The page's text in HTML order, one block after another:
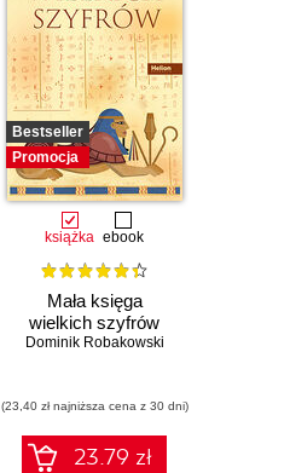
Bestseller
Promocja
książka ebook
Mała księga
wielkich szyfrów
Dominik Robakowski
(23,40 zł najniższa cena z 30 dni)
23.79 zł